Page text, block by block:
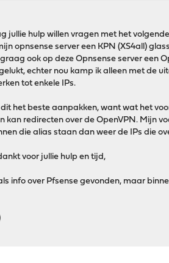
jullie hulp willen vragen met het
opnsense server een KPN (XS4all)
ook op deze Opnsense server een
echter nou kamp ik alleen met de
tot enkele IPs.
dit het beste aanpakken, want wat het
kan redirecten over de OpenVPN. Mijn
die alias staan dan weer de IPs die
voor jullie hulp en tijd,
info over Pfsense gevonden, maar